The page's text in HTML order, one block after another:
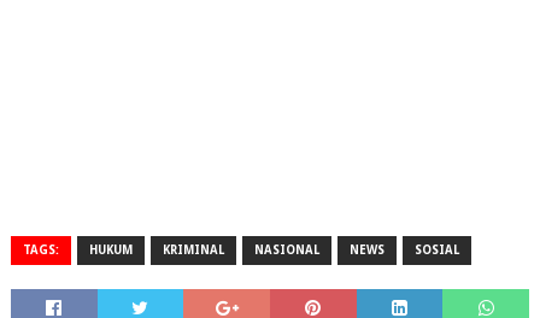
TAGS: HUKUM KRIMINAL NASIONAL NEWS SOSIAL